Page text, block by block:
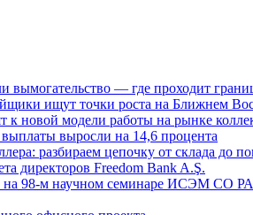
— где проходит
ищут точки роста на Ближнем
к новой модели работы на рынке
выросли на 14,6 процента
разбираем цепочку от склада до
директоров Freedom Bank A.Ş.
98-м научном семинаре ИСЭМ СО РАН